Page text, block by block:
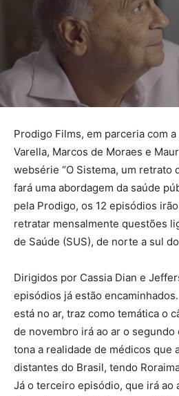
Prodigo Films, em parceria com
Varella, Marcos de Moraes e
websérie “O Sistema, um retrato
fará uma abordagem da saúde
pela Prodigo, os 12 episódios irão
retratar mensalmente questões
de Saúde (SUS), de norte a sul
Dirigidos por Cassia Dian e
episódios já estão
está no ar, traz como temática o
de novembro irá ao ar o
tona a realidade de médicos que
distantes do Brasil, tendo
Já o terceiro episódio, que irá ao